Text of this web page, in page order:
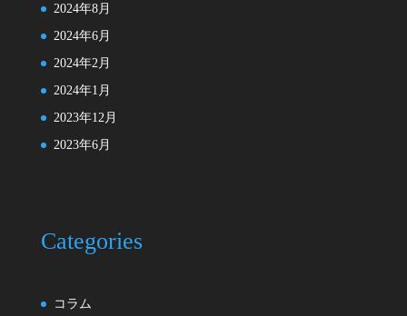
2024年8月
2024年6月
2024年2月
2024年1月
2023年12月
2023年6月
Categories
コラム